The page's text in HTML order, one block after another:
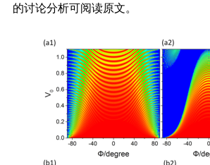
的讨论分析可阅读原文。